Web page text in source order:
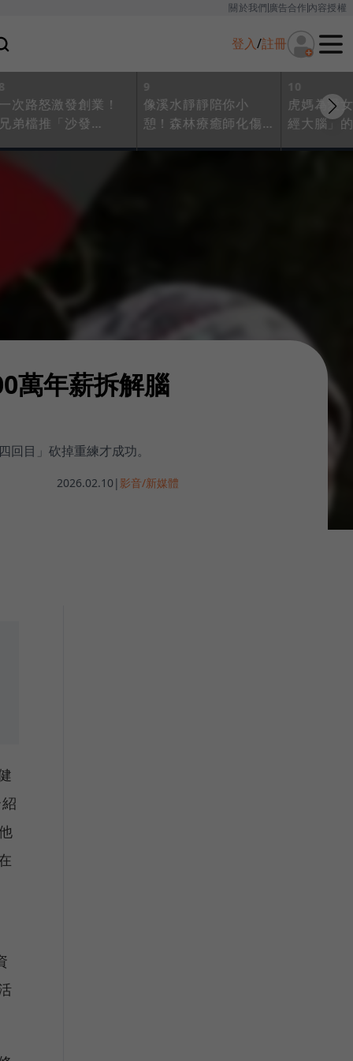
關於我們廣告合作內容授權
登入/註冊
次路怒激發創業！
弟檔推「沙發
9
像溪水靜靜陪你小
憩！森林療癒師化傷
10
虎媽為愛
經大腦」
萬年薪拆解腦
目」砍掉重練才成功。
2026.02.10 | 影音/新媒體